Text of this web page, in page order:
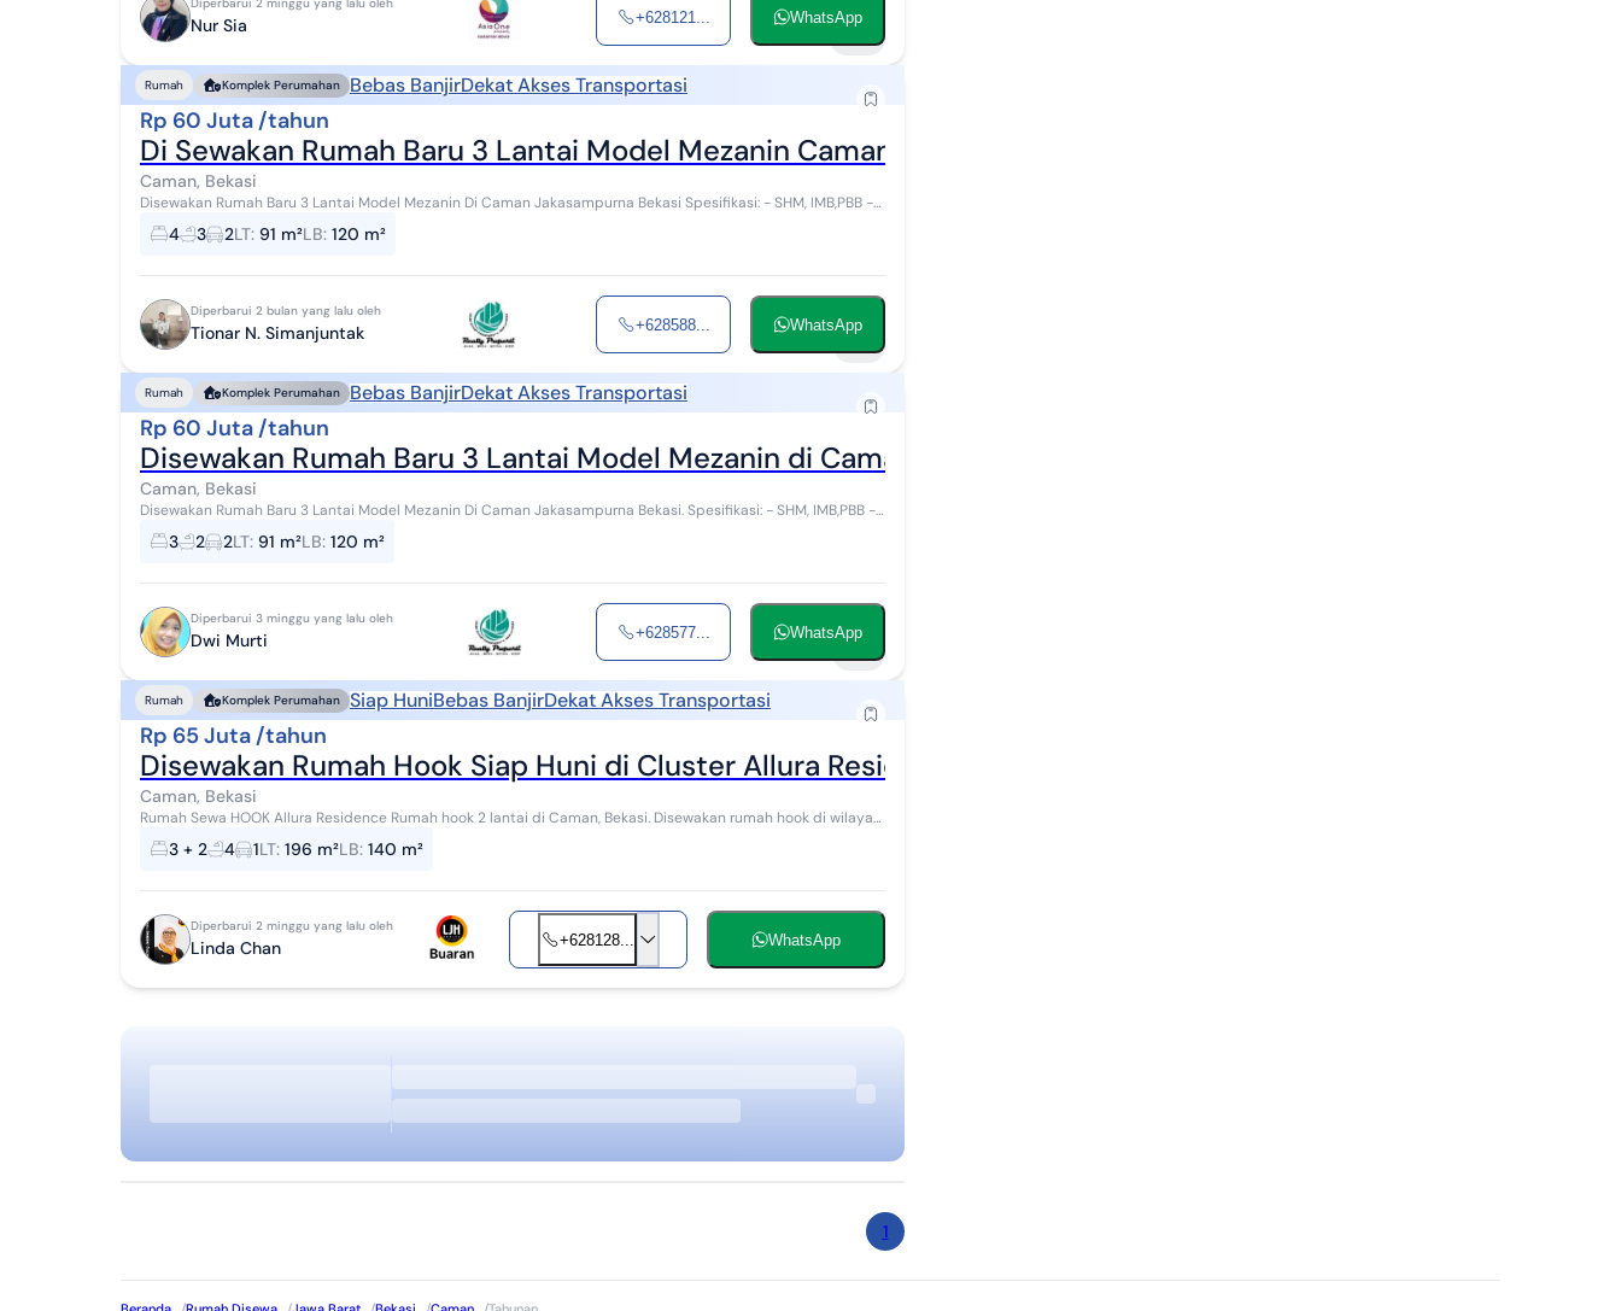
Nur Sia +628121... WhatsApp
Rumah Komplek Perumahan Bebas BanjirDekat Akses Transportasi
Rp 60 Juta /tahun
Di Sewakan Rumah Baru 3 Lantai Model Mezanin Caman Jati Sampurma Bekasi
Caman, Bekasi
Disewakan Rumah Baru 3 Lantai Model Mezanin Di Caman Jakasampurna Bekasi Spesifikasi: - SHM, IMB,PBB -
4 3 2LT: 91 m²LB: 120 m²
Diperbarui 2 bulan yang lalu oleh
Tionar N. Simanjuntak +628588... WhatsApp
Rumah Komplek Perumahan Bebas BanjirDekat Akses Transportasi
Rp 60 Juta /tahun
Disewakan Rumah Baru 3 Lantai Model Mezanin di Caman Jakasampurna Bekasi
Caman, Bekasi
Disewakan Rumah Baru 3 Lantai Model Mezanin Di Caman Jakasampurna Bekasi. Spesifikasi: - SHM, IMB,PBB -
3 2 2LT: 91 m²LB: 120 m²
Diperbarui 3 minggu yang lalu oleh
Dwi Murti +628577... WhatsApp
Rumah Komplek Perumahan Siap HuniBebas BanjirDekat Akses Transportasi
Rp 65 Juta /tahun
Disewakan Rumah Hook Siap Huni di Cluster Allura Residence Caman Bekasi
Caman, Bekasi
Rumah Sewa HOOK Allura Residence Rumah hook 2 lantai di Caman, Bekasi. Disewakan rumah hook di wilayah
yang asri dengan pemandangan Lokasi dipusat...
3 + 2 4 1LT: 196 m²LB: 140 m²
Diperbarui 2 minggu yang lalu oleh
Linda Chan +628128... WhatsApp
1